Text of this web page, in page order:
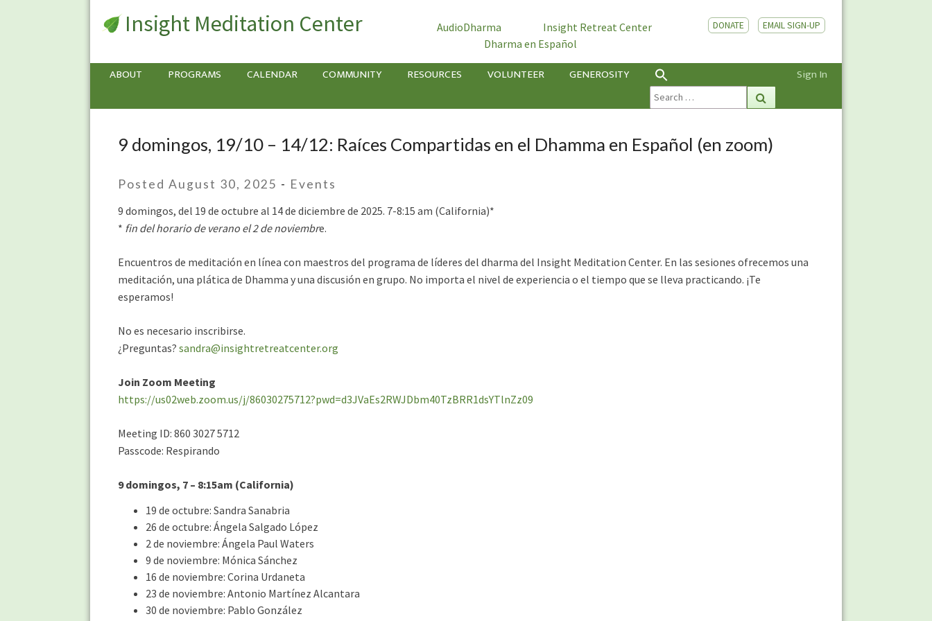
Insight Meditation Center AudioDharma
Insight Retreat Center
Dharma en Español
DONATE EMAIL SIGN-UP
ABOUT PROGRAMS CALENDAR COMMUNITY RESOURCES VOLUNTEER GENEROSITY Sign In
Search
for:
9
–
14/12:
Raíces
en
el
Español
(en
zoom)
9 domingos, 19/10 – 14/12: Raíces Compartidas en el Dhamma en Español (en zoom)
Posted August 30, 2025 - Events
9 domingos, del 19 de octubre al 14 de diciembre de 2025. 7-8:15 am (California)*
* fin del horario de verano el 2 de noviembre.
Encuentros de meditación en línea con maestros del programa de líderes del dharma del Insight Meditation Center. En las sesiones ofrecemos una
meditación, una plática de Dhamma y una discusión en grupo. No importa el nivel de experiencia o el tiempo que se lleva practicando. ¡Te
esperamos!
No es necesario inscribirse.
¿Preguntas? sandra@insightretreatcenter.org
Join Zoom Meeting
https://us02web.zoom.us/j/86030275712?pwd=d3JVaEs2RWJDbm40TzBRR1dsYTlnZz09
Meeting ID: 860 3027 5712
Passcode: Respirando
9 domingos, 7 – 8:15am (California)
19 de octubre: Sandra Sanabria
26 de octubre: Ángela Salgado López
2 de noviembre: Ángela Paul Waters
9 de noviembre: Mónica Sánchez
16 de noviembre: Corina Urdaneta
23 de noviembre: Antonio Martínez Alcantara
30 de noviembre: Pablo González